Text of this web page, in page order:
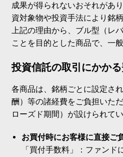
成果が得られないおそれがあ
資対象物や投資手法により銘
上記の理由から、ブル型（レ
ことを目的とした商品で、一
投資信託の取引にかか
各商品は、銘柄ごとに設定さ
酬）等の諸経費をご負担いた
ローズド期間）が設けられて
お買付時にお客様に直接ご
「買付手数料」：ファンド